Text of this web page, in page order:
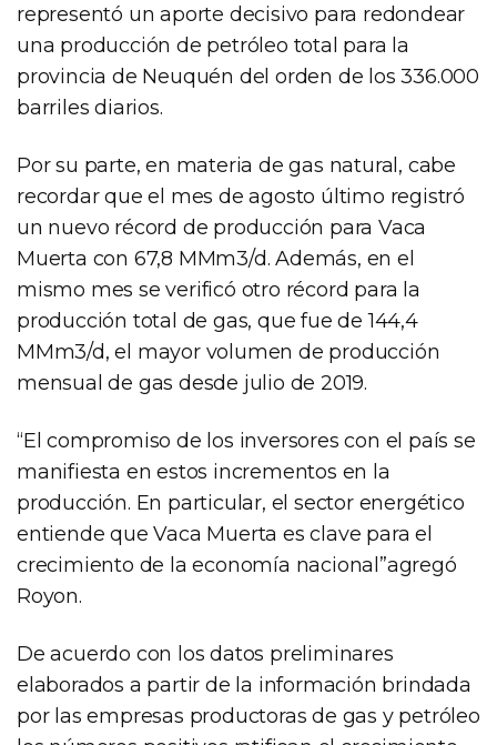
representó un aporte decisivo para redondear
una producción de petróleo total para la
provincia de Neuquén del orden de los 336.000
barriles diarios.
Por su parte, en materia de gas natural, cabe
recordar que el mes de agosto último registró
un nuevo récord de producción para Vaca
Muerta con 67,8 MMm3/d. Además, en el
mismo mes se verificó otro récord para la
producción total de gas, que fue de 144,4
MMm3/d, el mayor volumen de producción
mensual de gas desde julio de 2019.
“El compromiso de los inversores con el país se
manifiesta en estos incrementos en la
producción. En particular, el sector energético
entiende que Vaca Muerta es clave para el
crecimiento de la economía nacional”agregó
Royon.
De acuerdo con los datos preliminares
elaborados a partir de la información brindada
por las empresas productoras de gas y petróleo